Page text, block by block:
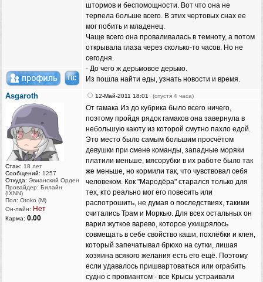
штормов и беспомощности. Вот что она не
терпела больше всего. В этих чертовых снах ее
мог побить и младенец.
Чаще всего она проваливалась в темноту, а потом
открывала глаза через сколько-то часов. Но не
сегодня.
- До чего ж дерьмовое дерьмо.
Из пошла найти еды, узнать новости и время.
Asgaroth
Стаж: 18 лет
Сообщений: 1257
Откуда: Эвианский Орден
Провайдер: Билайн
(IXNN)
Пол: Otoko (M)
Он-лайн: Нет
Карма: 0.00
12-Май-2011 18:01 (спустя 4 часа)
От гамака Из до кубрика было всего ничего,
поэтому пройдя рядок гамаков она завернула в
небольшую каюту из которой смутно пахло едой.
Это место было самым большим просчётом
девушки при смене команды, западные моряки
платили меньше, мясорубки в их работе было так
же меньше, но кормили так, что чувствовал себя
человеком. Кок "Мародёра" старался только для
тех, кто реально мог его повесить или
распотрошить, не думая о последствиях, такими
считались Трам и Моркью. Для всех остальных он
варил жуткое варево, которое ухищрялось
совмещать в себе свойство каши, похлёбки и клея,
который запечатывал брюхо на сутки, лишая
хозяина всякого желания есть его ещё. Поэтому
если удавалось пришвартоваться или ограбить
судно с провиантом - все Крысы устраивали